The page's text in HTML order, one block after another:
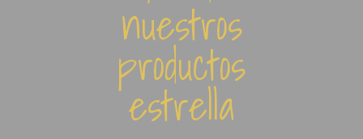
nuestros
productos
estrella